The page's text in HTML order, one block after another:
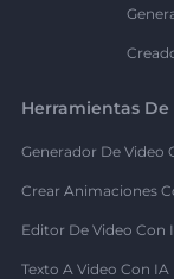
Herramientas De
Generador De Video
Crear Animaciones
Editor De Video Con
Texto A Video Con IA